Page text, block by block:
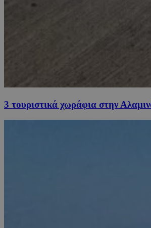
3 τουριστικά χωράφια στην